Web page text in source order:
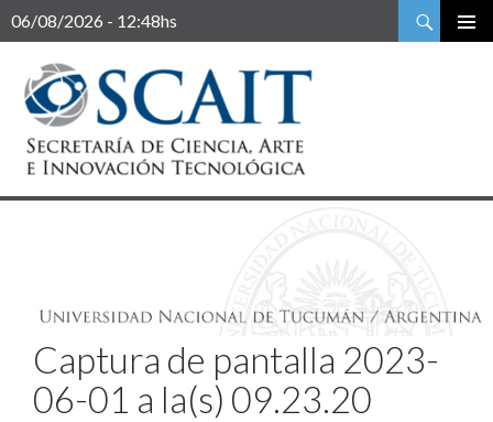
06/08/2026 - 12:48hs
Buscar
Captura de pantalla 2023-
06-01 a la(s) 09.23.20